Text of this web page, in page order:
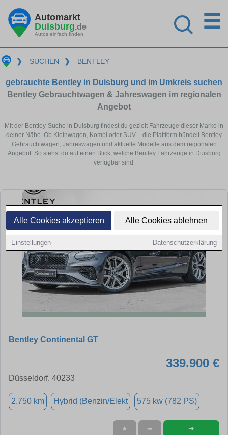
Alle Cookies akzeptieren Alle Cookies ablehnen
Einstellungen Datenschutzerklärung
Automarkt
Duisburg.de
Autos einfach finden
☰
❯ SUCHEN ❯ BENTLEY
gebrauchte Bentley in Duisburg und im Umkreis suchen
Bentley Gebrauchtwagen & Jahreswagen im regionalen
Angebot
Mit der Bentley-Suche in Duisburg findest du gezielt Fahrzeuge dieser Marke in
deiner Nähe. Ob Kleinwagen, Kombi oder SUV – die Plattform bündelt Bentley
Gebrauchtwagen, Jahreswagen und aktuelle Modelle aus dem regionalen
Angebot. So siehst du auf einen Blick, welche Bentley Fahrzeuge in Duisburg
verfügbar sind.
Bentley Continental GT
339.900 €
Düsseldorf, 40233
2.750 km Hybrid (Benzin/Elekt 575 kw (782 PS)
★ ➦ ➜